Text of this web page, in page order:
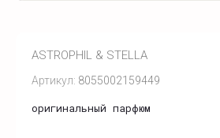
Артикул: 8055002159449
ASTROPHIL & STELLA
оригинальный парфюм